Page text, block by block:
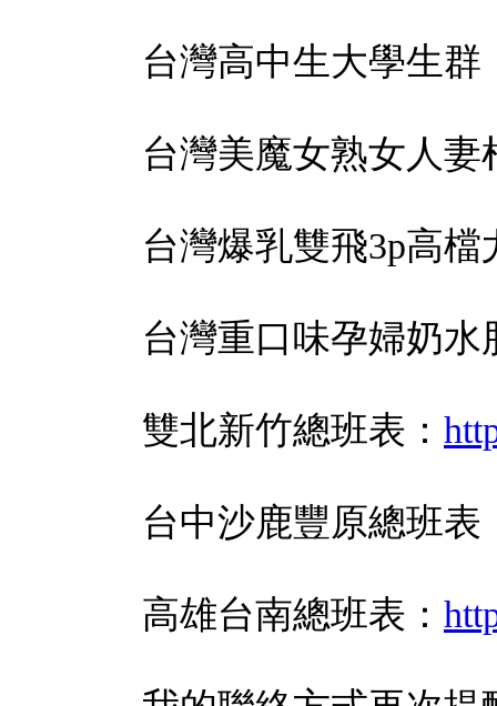
台灣高中生大學生群
台灣美魔女熟女人妻
台灣爆乳雙飛3p高檔
台灣重口味孕婦奶水
雙北新竹總班表：
台中沙鹿豐原總班表
高雄台南總班表：